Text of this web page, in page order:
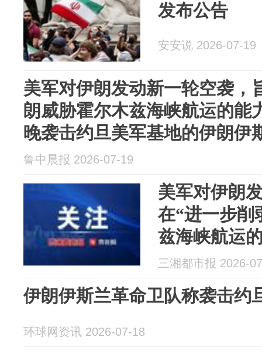
发布公告
安安说 2026-07-19
美军对伊朗发动新一轮空袭，
朗威胁霍尔木兹海峡航运的能
晚袭击约旦美军基地的伊朗伊
鲁中晨报 2026-07-19
美军对伊朗
在“进一步削
兹海峡航运
17日晚袭击
伊斯兰革命
三湘都市报 2026-
伊朗伊斯兰革命卫队称袭击约
环球网资讯 2026-07-18